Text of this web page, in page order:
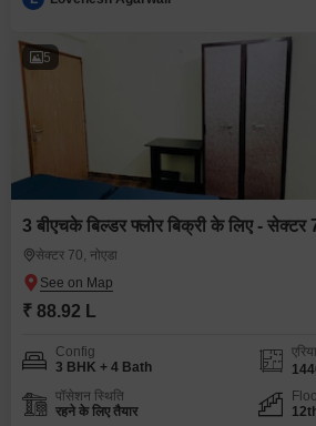
5
3 बीएचके बिल्डर फ्लोर बिक्री के लिए - सेक्टर
सेक्टर 70, नोएडा
₹ 88.92 L
Config
3 BHK + 4 Bath
एरिया
पॉसेशन स्थिति
रहने के लिए तैयार